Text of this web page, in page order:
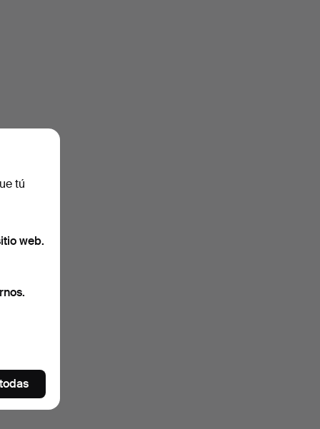
tú
web.